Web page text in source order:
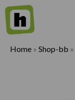
Home » Shop-bb »